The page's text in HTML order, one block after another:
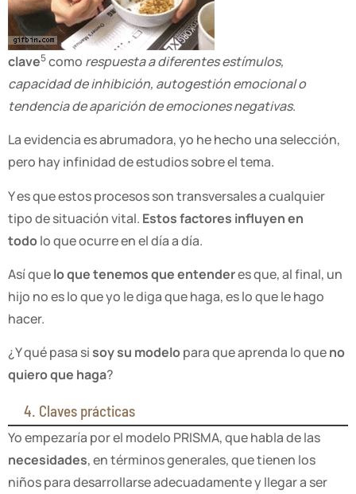
clave5como respuesta a diferentes estímulos,
capacidad de inhibición, autogestión emocional o
tendencia de aparición de emociones negativas.
La evidencia es abrumadora, yo he hecho una selección,
pero hay infinidad de estudios sobre el tema.
Y es que estos procesos son transversales a cualquier
tipo de situación vital. Estos factores influyen en
todolo que ocurre en el día a día.
Así quelo que tenemos que entenderes que, al final, un
hijo no es lo que yo le diga que haga, es lo que le hago
hacer.
¿Y qué pasa si soy su modelopara que aprenda lo queno
quiero que haga?
4. Claves prácticas
Yo empezaría por el modelo PRISMA, que habla de las
necesidades, en términos generales, que tienen los
niños para desarrollarse adecuadamente y llegar a ser